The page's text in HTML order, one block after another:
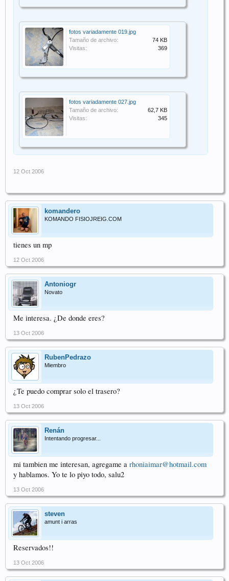
fotos variadamente 019.jpg
Tamaño de archivo:
74 KB
Visitas:
369
fotos variadamente 027.jpg
Tamaño de archivo:
62,7 KB
Visitas:
345
12 Oct 2006
komandero
KOMANDO FISIOJREIG.COM
tienes un mp
12 Oct 2006
Antoniogr
Novato
Me interesa. ¿De donde eres?
13 Oct 2006
RubenPedrazo
Miembro
¿Te puedo comprar solo el trasero?
13 Oct 2006
Renán
Intentando progresar...
mi tambien me interesan, agregame a rhoniaimar@hotmail.com
y hablamos. Yo te lo piyo todo, salu2
13 Oct 2006
steven
amunt i arras
Reservados!!
13 Oct 2006